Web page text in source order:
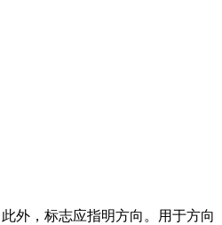
外，标志应指明方向。用于方向